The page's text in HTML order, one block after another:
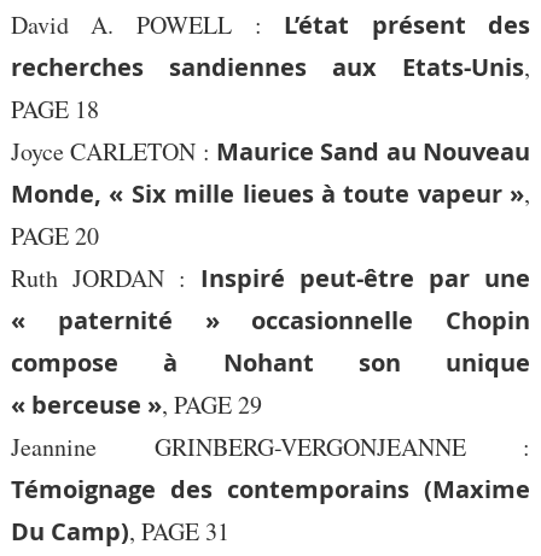
David A. POWELL : L’état présent des
recherches sandiennes aux Etats-Unis,
PAGE 18
Joyce CARLETON : Maurice Sand au Nouveau
Monde, « Six mille lieues à toute vapeur »,
PAGE 20
Ruth JORDAN : Inspiré peut-être par une
« paternité » occasionnelle Chopin
compose à Nohant son unique
« berceuse », PAGE 29
Jeannine GRINBERG-VERGONJEANNE :
Témoignage des contemporains (Maxime
Du Camp), PAGE 31